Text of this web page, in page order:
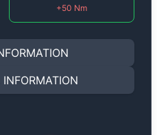
+50 Nm
Audi A7 50 TFSI E-
till330 hkoch
lägre
INFORMATION
för din bil